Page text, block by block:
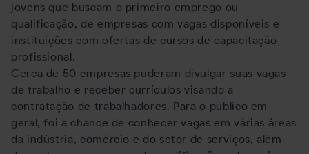
jovens que buscam o primeiro emprego ou
qualificação, de empresas com vagas disponíveis e
instituições com ofertas de cursos de capacitação
profissional.
Cerca de 50 empresas puderam divulgar suas vagas
de trabalho e receber currículos visando a
contratação de trabalhadores. Para o público em
geral, foi a chance de conhecer vagas em várias áreas
da indústria, comércio e do setor de serviços, além